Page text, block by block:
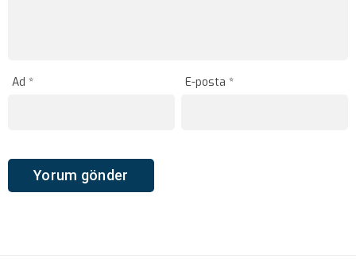
Ad * E-posta*